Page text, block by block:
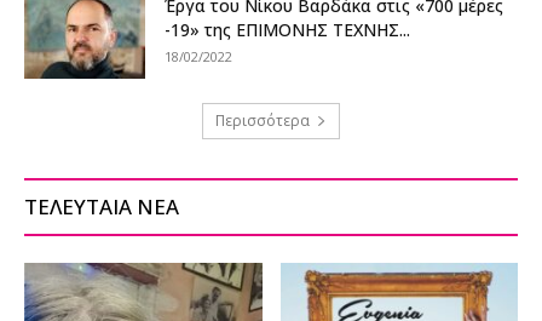
Έργα του Νίκου Βαρδάκα στις «700 μέρες
-19» της ΕΠΙΜΟΝΗΣ ΤΕΧΝΗΣ...
18/02/2022
Περισσότερα
ΤΕΛΕΥΤΑΙΑ ΝΕΑ